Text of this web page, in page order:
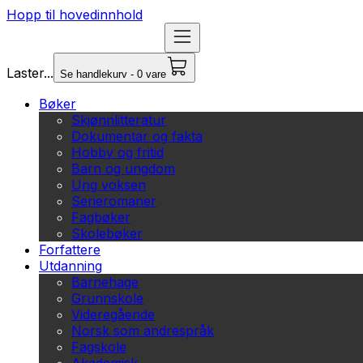
Hopp til hovedinnhold
Laster... Se handlekurv - 0 vare
Bøker
Skjønnlitteratur
Dokumentar og fakta
Hobby og fritid
Barn og ungdom
Ung voksen
Serieromaner
Fagbøker
Skolebøker
Forfattere
Utdanning
Barnehage
Grunnskole
Videregående
Norsk som andrespråk
Fagskole